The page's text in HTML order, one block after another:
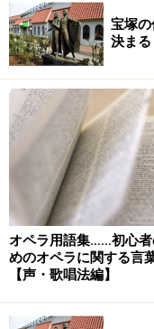
宝塚
決まる
オペラ用語集……初心者
めのオペラに関する言
【声・歌唱法編】